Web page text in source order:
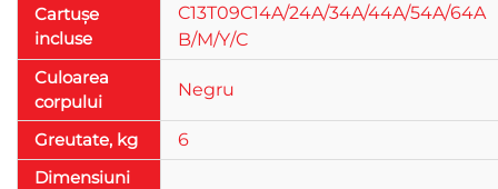
Cartușe
incluse
C13T09C14A/24A/34A/44A/54A/64A
B/M/Y/C
Culoarea
corpului
Negru
Greutate, kg
6
Dimensiuni